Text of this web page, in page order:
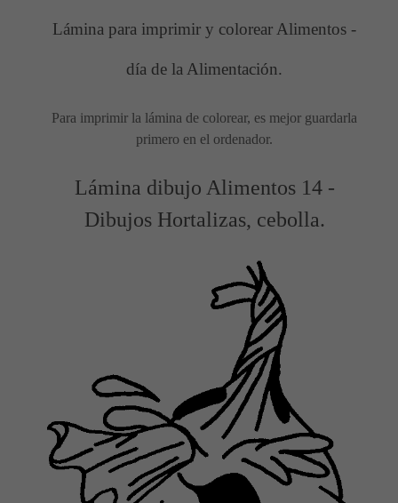
Lámina para imprimir y colorear Alimentos -
día de la Alimentación.
Para imprimir la lámina de colorear, es mejor guardarla
primero en el ordenador.
Lámina dibujo Alimentos 14 -
Dibujos Hortalizas, cebolla.